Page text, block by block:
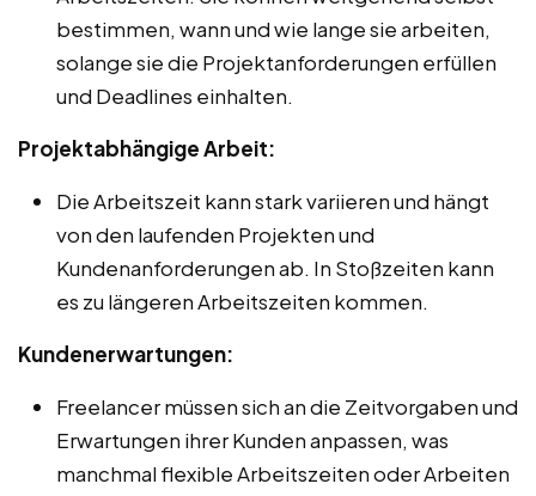
bestimmen, wann und wie lange sie arbeiten,
solange sie die Projektanforderungen erfüllen
und Deadlines einhalten.
Projektabhängige Arbeit:
Die Arbeitszeit kann stark variieren und hängt
von den laufenden Projekten und
Kundenanforderungen ab. In Stoßzeiten kann
es zu längeren Arbeitszeiten kommen.
Kundenerwartungen:
Freelancer müssen sich an die Zeitvorgaben und
Erwartungen ihrer Kunden anpassen, was
manchmal flexible Arbeitszeiten oder Arbeiten